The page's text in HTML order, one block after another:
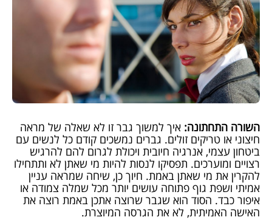
השורה התחתונה: איך למשוך גבר זו לא שאלה של מראה
חיצוני או טריקים זולים. גברים נמשכים קודם כל לנשים עם
ביטחון עצמי, אנרגיה חיובית ויכולת לגרום להם להרגיש
רצויים ומוערכים. תפסיקו לנסות להיות מי שאתן לא ותתחילו
להקרין את מי שאתן באמת. חיוך כן, שיחה שמראה עניין
אמיתי ושפת גוף פתוחה עושים יותר מכל שמלה צמודה או
איפור כבד. הסוד הוא שגבר שרוצה אתכן באמת רוצה את
האישה האמיתית, לא את הגרסה המיוצרת.